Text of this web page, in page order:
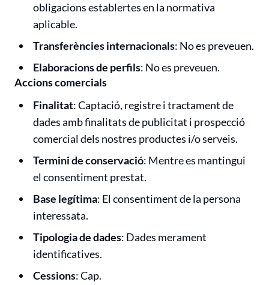
obligacions establertes en la normativa
aplicable.
Transferències internacionals: No es preveuen.
Elaboracions de perfils: No es preveuen.
Accions comercials
Finalitat: Captació, registre i tractament de
dades amb finalitats de publicitat i prospecció
comercial dels nostres productes i/o serveis.
Termini de conservació: Mentre es mantingui
el consentiment prestat.
Base legítima: El consentiment de la persona
interessata.
Tipologia de dades: Dades merament
identificatives.
Cessions: Cap.